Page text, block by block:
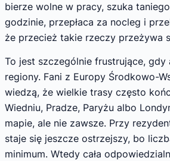
bierze wolne w pracy, szuka
godzinie, przepłaca za nocleg i
że przecież takie rzeczy przeżywa
To jest szczególnie frustrujące, gdy
regiony. Fani z Europy Środkowo-
wiedzą, że wielkie trasy często
Wiedniu, Pradze, Paryżu albo
mapie, ale nie zawsze. Przy
staje się jeszcze ostrzejszy, bo
minimum. Wtedy cała